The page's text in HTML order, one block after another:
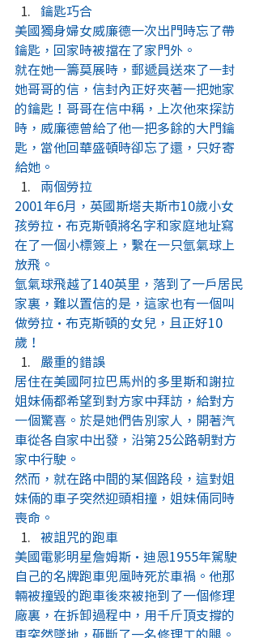
鑰匙巧合
美國獨身婦女威廉德一次出門時忘了帶
鑰匙，回家時被擋在了家門外。
就在她一籌莫展時，郵遞員送來了一封
她哥哥的信，信封內正好夾著一把她家
的鑰匙！哥哥在信中稱，上次他來探訪
時，威廉德曾給了他一把多餘的大門鑰
匙，當他回華盛頓時卻忘了還，只好寄
給她。
兩個勞拉
2001年6月，英國斯塔夫斯市10歲小女
孩勞拉·布克斯頓將名字和家庭地址寫
在了一個小標簽上，繫在一只氫氣球上
放飛。
氫氣球飛越了140英里，落到了一戶居民
家裏，難以置信的是，這家也有一個叫
做勞拉·布克斯頓的女兒，且正好10
歲！
嚴重的錯誤
居住在美國阿拉巴馬州的多里斯和謝拉
姐妹倆都希望到對方家中拜訪，給對方
一個驚喜。於是她們告別家人，開著汽
車從各自家中出發，沿第25公路朝對方
家中行駛。
然而，就在路中間的某個路段，這對姐
妹倆的車子突然迎頭相撞，姐妹倆同時
喪命。
被詛咒的跑車
美國電影明星詹姆斯·迪恩1955年駕駛
自己的名牌跑車兜風時死於車禍。他那
輛被撞毀的跑車後來被拖到了一個修理
廠裏，在拆卸過程中，用千斤頂支撐的